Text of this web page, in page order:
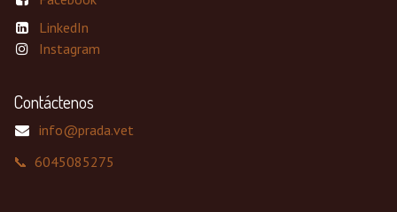
LinkedIn
Instagram
Contáctenos
info@prada.vet
📞 6045085275